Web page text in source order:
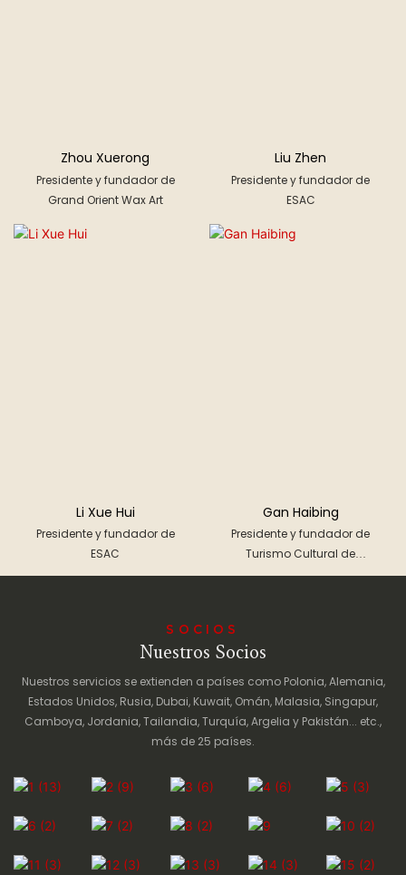
Zhou Xuerong
Presidente y fundador de
Grand Orient Wax Art
Liu Zhen
Presidente y fundador de
ESAC
Li Xue Hui
Presidente y fundador de
ESAC
Gan Haibing
Presidente y fundador de
Turismo Cultural de
Elefantes
SOCIOS
Nuestros Socios
Nuestros servicios se extienden a países como Polonia, Alemania,
Estados Unidos, Rusia, Dubai, Kuwait, Omán, Malasia, Singapur,
Camboya, Jordania, Tailandia, Turquía, Argelia y Pakistán... etc.,
más de 25 países.